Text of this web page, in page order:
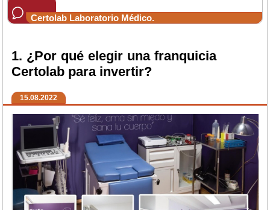
Certolab Laboratorio Médico.
1. ¿Por qué elegir una franquicia
Certolab para invertir?
15.08.2022